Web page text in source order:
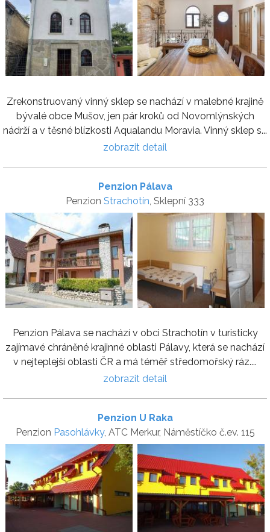
Zrekonstruovaný vinný sklep se nachází v malebné krajině
bývalé obce Mušov, jen pár kroků od Novomlýnských
nádrží a v těsné blízkosti Aqualandu Moravia. Vinný sklep s...
zobrazit detail
Penzion Pálava
Penzion Strachotín , Sklepní 333
Penzion Pálava se nachází v obci Strachotín v turisticky
zajímavé chráněné krajinné oblasti Pálavy, která se nachází
v nejteplejší oblasti ČR a má téměř středomořský ráz....
zobrazit detail
Penzion U Raka
Penzion Pasohlávky, ATC Merkur, Náměstíčko č.ev. 115